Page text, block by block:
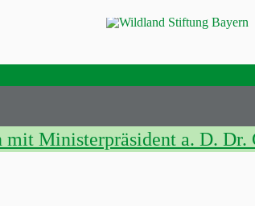
mit Ministerpräsident a. D. Dr.